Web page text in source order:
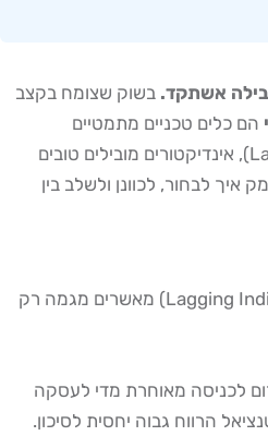
בשוק שצומח בקצב
הם כלים טכניים מתמטיים
המחושבים על בסיס מחיר, נפח ותנודתיות, ומאפשרים לסוחר לקבל החלטות כניסה ויציאה מהירות ומבוססות על הגרף בזמן אמת. בניגוד לאינדיקטורים פיגור (Lagging), אינדיקטורים מובילים טובים
לבחור, לכוונן ולשלב בין
שהמגמה מאושרת. לעומתם, אינדיקטורים פיגור (Lagging Indicators) מאשרים מגמה רק
שימוש באינדיקטורים פיגור בלבד — כמו ממוצע נע פשוט על 200 תקופות — עלול לגרום לכניסה מאוחרת מדי לעסקה